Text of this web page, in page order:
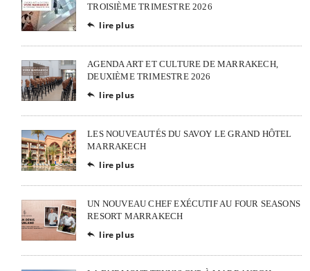
TROISIÈME TRIMESTRE 2026
 lire plus
AGENDA ART ET CULTURE DE MARRAKECH,
DEUXIÈME TRIMESTRE 2026
 lire plus
LES NOUVEAUTÉS DU SAVOY LE GRAND HÔTEL
MARRAKECH
 lire plus
UN NOUVEAU CHEF EXÉCUTIF AU FOUR SEASONS
RESORT MARRAKECH
 lire plus